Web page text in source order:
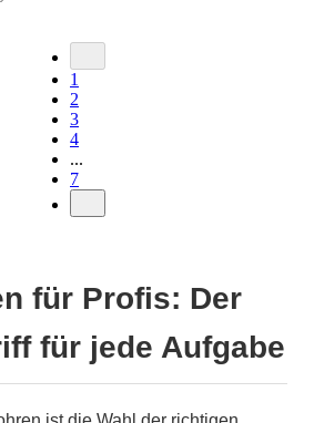
1
2
3
4
...
7
für Profis: Der
für jede Aufgabe